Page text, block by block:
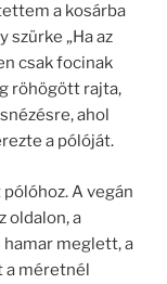
a kosárba
szürke „Ha az
csak focinak
röhögött rajta,
ahol
a pólóját.
A vegán
oldalon, a
hamar meglett, a
a méretnél